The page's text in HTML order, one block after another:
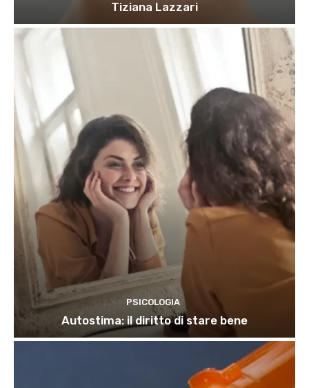
Tiziana Lazzari
PSICOLOGIA
Autostima: il diritto di stare bene